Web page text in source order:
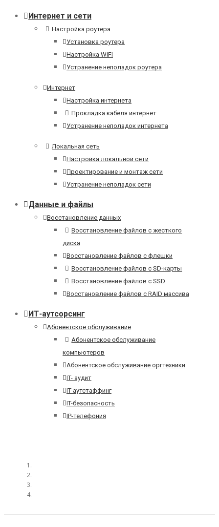
Интернет и сети
Настройка роутера
Установка роутера
Настройка WiFi
Устранение неполадок роутера
Интернет
Настройка интернета
Прокладка кабеля интернет
Устранение неполадок интернета
Локальная сеть
Настройка локальной сети
Проектирование и монтаж сети
Устранение неполадок сети
Данные и файлы
Восстановление данных
Восстановление файлов с жесткого
диска
Восстановление файлов с флешки
Восстановление файлов с SD-карты
Восстановление файлов с SSD
Восстановление файлов с RAID массива
ИТ-аутсорсинг
Абонентское обслуживание
Абонентское обслуживание
компьютеров
Абонентское обслуживание оргтехники
IT- аудит
IT-аутстаффинг
IT-безопасность
IP-телефония